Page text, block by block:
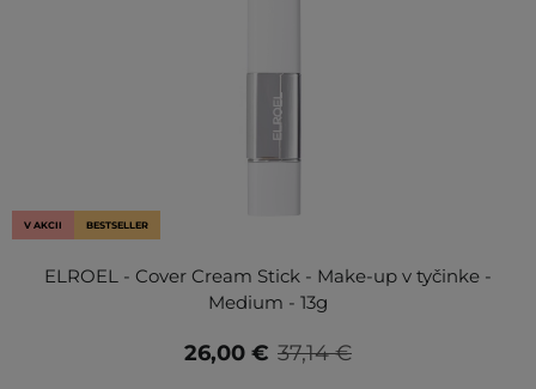
V AKCII BESTSELLER
ELROEL - Cover Cream Stick - Make-up v tyčinke -
Medium - 13g
37,14 €
26,00 €